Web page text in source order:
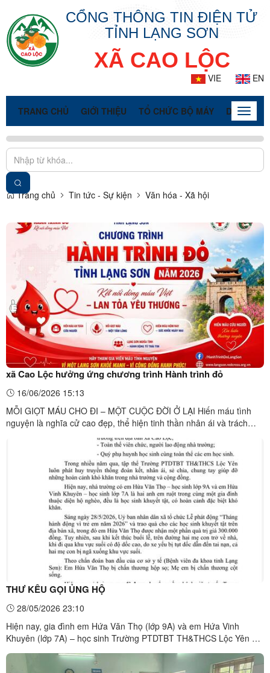
CỔNG THÔNG TIN ĐIỆN TỬ
TỈNH LẠNG SƠN
XÃ CAO LỘC
VIE EN
TRANG CHỦ GIỚI THIỆU TỔ CHỨC BỘ MÁY DOANH
Toggle
Trang chủ Tin tức - Sự kiện Văn hóa - Xã hội
xã Cao Lộc hưởng ứng chương trình Hành trình đỏ
16/06/2026 15:13
MỖI GIỌT MÁU CHO ĐI – MỘT CUỘC ĐỜI Ở LẠI Hiến máu tình
nguyện là nghĩa cử cao đẹp, thể hiện tinh thần nhân ái và trách
nhiệm với cộng đồng. Mỗi đơn vị máu được hiến tặng là thêm một
cơ hội sống cho những bệnh nhân đang cần được cứu chữa.
Hưởng ứng **Chương trình "Hành trình Đỏ" tỉnh Lạng Sơn năm ...
THƯ KÊU GỌI ỦNG HỘ
28/05/2026 23:10
Hiện nay, gia đình em Hứa Văn Thọ (lớp 9A) và em Hứa Vinh
Khuyên (lớp 7A) – học sinh Trường PTDTBT TH&THCS Lộc Yên –
đang rơi vào hoàn cảnh đặc biệt khó khăn. Hai em thuộc hộ nghèo,
là học sinh khuyết tật. Không may, sau chương trình trao quà cho